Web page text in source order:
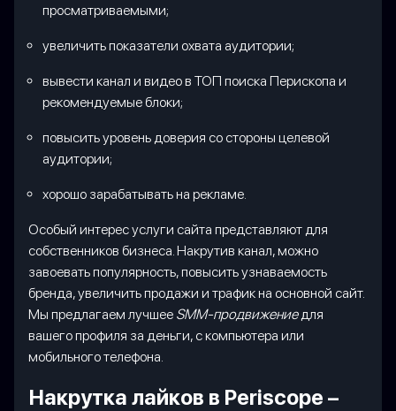
просматриваемыми;
увеличить показатели охвата аудитории;
вывести канал и видео в ТОП поиска Перископа и
рекомендуемые блоки;
повысить уровень доверия со стороны целевой
аудитории;
хорошо зарабатывать на рекламе.
Особый интерес услуги сайта представляют для
собственников бизнеса. Накрутив канал, можно
завоевать популярность, повысить узнаваемость
бренда, увеличить продажи и трафик на основной сайт.
Мы предлагаем лучшее SMM-продвижениедля
вашего профиля за деньги, с компьютера или
мобильного телефона.
Накрутка лайков в Periscope –